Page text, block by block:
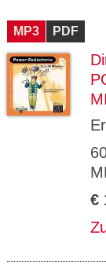
MP3 PDF
€
ESSION
_ID
verlag.
de
GV_CO
OKIES
gabal-